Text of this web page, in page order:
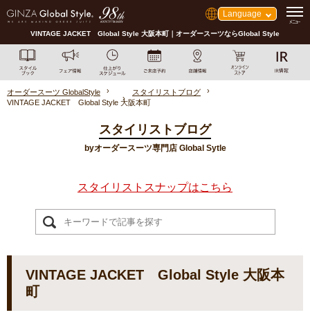
Language
VINTAGE JACKET Global Style 大阪本町｜オーダースーツならGlobal Style
オーダースーツ GlobalStyle
スタイリストブログ
VINTAGE JACKET Global Style 大阪本町
スタイリストブログ
byオーダースーツ専門店 Global Sytle
スタイリストスナップはこちら
VINTAGE JACKET Global Style 大阪本
町